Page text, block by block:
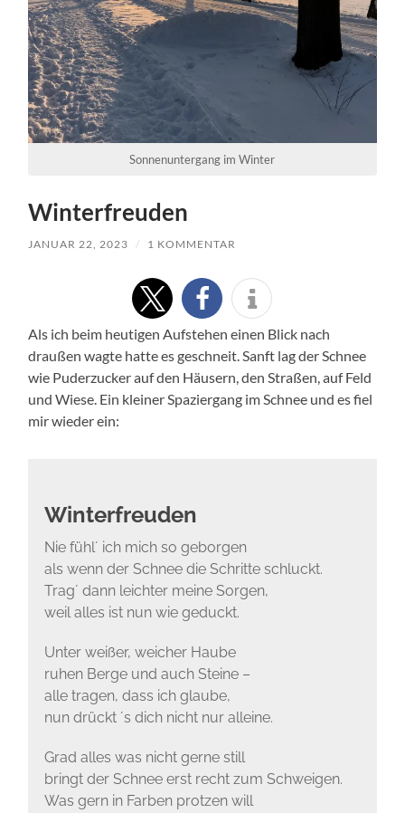
Sonnenuntergang im Winter
Winterfreuden
JANUAR 22, 2023 / 1 KOMMENTAR
Als ich beim heutigen Aufstehen einen Blick nach
draußen wagte hatte es geschneit. Sanft lag der Schnee
wie Puderzucker auf den Häusern, den Straßen, auf Feld
und Wiese. Ein kleiner Spaziergang im Schnee und es fiel
mir wieder ein:
Winterfreuden
Nie fühl´ ich mich so geborgen
als wenn der Schnee die Schritte schluckt.
Trag´ dann leichter meine Sorgen,
weil alles ist nun wie geduckt.
Unter weißer, weicher Haube
ruhen Berge und auch Steine –
alle tragen, dass ich glaube,
nun drückt ´s dich nicht nur alleine.
Grad alles was nicht gerne still
bringt der Schnee erst recht zum Schweigen.
Was gern in Farben protzen will